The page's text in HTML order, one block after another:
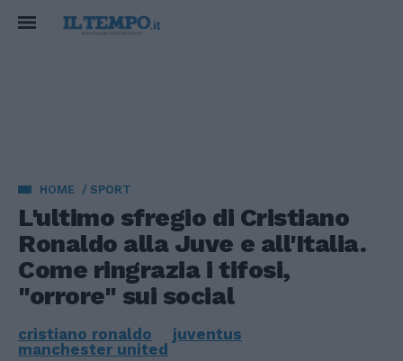
HOME SPORT
L'ultimo sfregio di Cristiano
Ronaldo alla Juve e all'Italia.
Come ringrazia i tifosi,
"orrore" sui social
cristiano ronaldo
juventus
manchester united